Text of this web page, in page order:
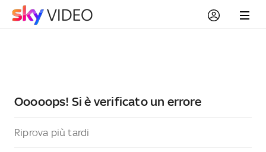
Ooooops! Si è verificato un errore
Riprova più tardi